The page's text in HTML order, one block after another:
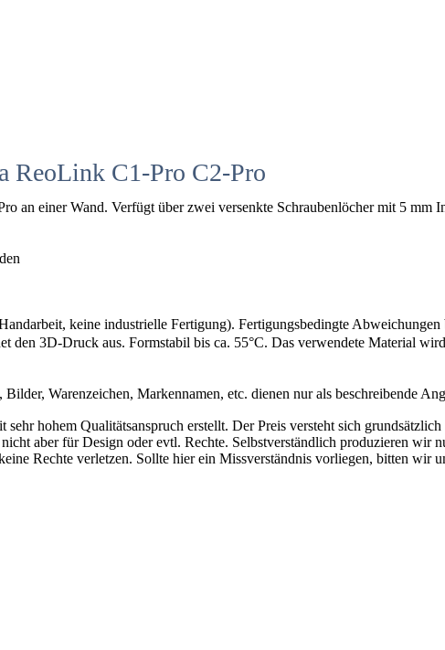
ReoLink C1-Pro C2-Pro
an einer Wand. Verfügt über zwei versenkte Schraubenlöcher mit 5 mm
keine industrielle Fertigung). Fertigungsbedingte
den 3D-Druck aus. Formstabil bis ca. 55°C. Das verwendete Material
Warenzeichen, Markennamen, etc. dienen nur als beschreibende
sehr hohem Qualitätsanspruch erstellt. Der Preis versteht sich
aber für Design oder evtl. Rechte. Selbstverständlich produzieren wir
Rechte verletzen. Sollte hier ein Missverständnis vorliegen, bitten wir